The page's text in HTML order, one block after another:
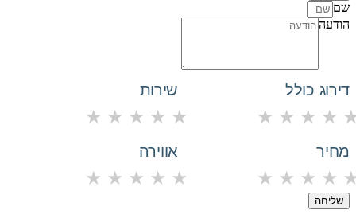
שם
הודעה
דירוג כולל
★ ★ ★ ★
שירות
★ ★ ★ ★ ★
מחיר
★ ★ ★ ★
אווירה
★ ★ ★ ★ ★
שליחה